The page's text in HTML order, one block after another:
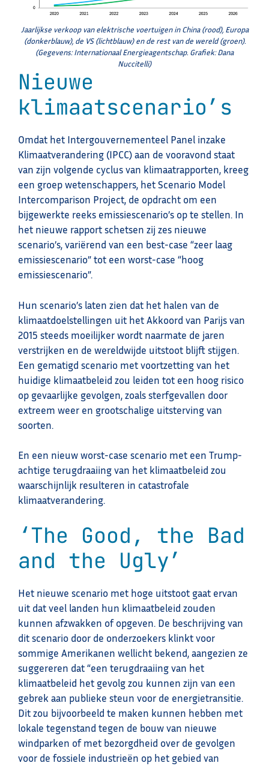
Jaarlijkse verkoop van elektrische voertuigen in China (rood), Europa
(donkerblauw), de VS (lichtblauw) en de rest van de wereld (groen).
(Gegevens: Internationaal Energieagentschap. Grafiek: Dana
Nuccitelli)
Nieuwe
klimaatscenario’s
Omdat het Intergouvernementeel Panel inzake
Klimaatverandering (IPCC) aan de vooravond staat
van zijn volgende cyclus van klimaatrapporten, kreeg
een groep wetenschappers, het Scenario Model
Intercomparison Project, de opdracht om een
bijgewerkte reeks emissiescenario’s op te stellen. In
het nieuwe rapport schetsen zij zes nieuwe
scenario’s, variërend van een best-case “zeer laag
emissiescenario” tot een worst-case “hoog
emissiescenario”.
Hun scenario’s laten zien dat het halen van de
klimaatdoelstellingen uit het Akkoord van Parijs van
2015 steeds moeilijker wordt naarmate de jaren
verstrijken en de wereldwijde uitstoot blijft stijgen.
Een gematigd scenario met voortzetting van het
huidige klimaatbeleid zou leiden tot een hoog risico
op gevaarlijke gevolgen, zoals sterfgevallen door
extreem weer en grootschalige uitsterving van
soorten.
En een nieuw worst-case scenario met een Trump-
achtige terugdraaiing van het klimaatbeleid zou
waarschijnlijk resulteren in catastrofale
klimaatverandering.
‘The Good, the Bad
and the Ugly’
Het nieuwe scenario met hoge uitstoot gaat ervan
uit dat veel landen hun klimaatbeleid zouden
kunnen afzwakken of opgeven. De beschrijving van
dit scenario door de onderzoekers klinkt voor
sommige Amerikanen wellicht bekend, aangezien ze
suggereren dat “een terugdraaiing van het
klimaatbeleid het gevolg zou kunnen zijn van een
gebrek aan publieke steun voor de energietransitie.
Dit zou bijvoorbeeld te maken kunnen hebben met
lokale tegenstand tegen de bouw van nieuwe
windparken of met bezorgdheid over de gevolgen
voor de fossiele industrieën op het gebied van